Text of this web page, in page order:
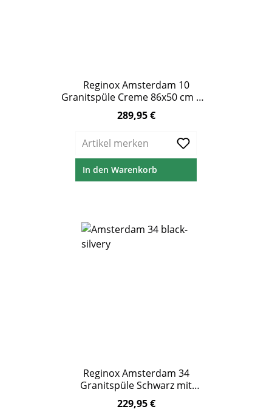
Reginox Amsterdam 10
Granitspüle Creme 86x50 cm mit
Abtropffläche
Regulärer Preis:
289,95 €
Artikel merken
In den Warenkorb
Reginox Amsterdam 34
Granitspüle Schwarz mit
Hahnloch ab 45 cm
Unterschrank
Regulärer Preis:
229,95 €